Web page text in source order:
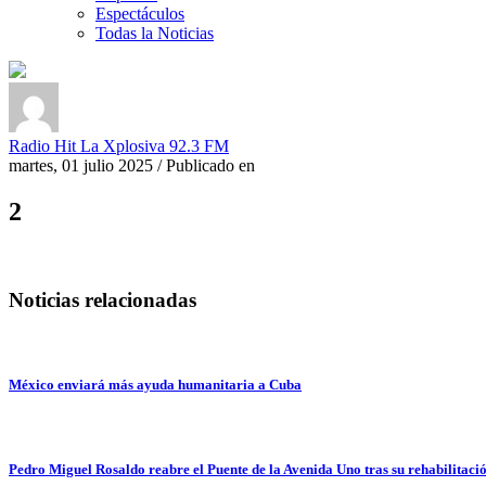
Espectáculos
Todas la Noticias
Radio Hit La Xplosiva 92.3 FM
martes, 01 julio 2025 /Publicado en
2
Noticias relacionadas
México enviará más ayuda humanitaria a Cuba
Pedro Miguel Rosaldo reabre el Puente de la Avenida Uno tras su